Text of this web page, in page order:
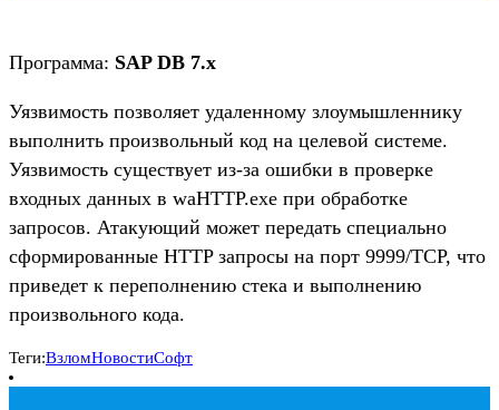
Программа: SAP DB 7.x
Уязвимость позволяет удаленному злоумышленнику
выполнить произвольный код на целевой системе.
Уязвимость существует из-за ошибки в проверке
входных данных в waHTTP.exe при обработке
запросов. Атакующий может передать специально
сформированные HTTP запросы на порт 9999/TCP, что
приведет к переполнению стека и выполнению
произвольного кода.
Теги:ВзломНовостиСофт